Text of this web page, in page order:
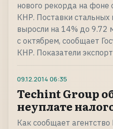
нового рекорда на фоне
КНР. Поставки стальных
выросли на 14% до 9.72
с октябрем, сообщает
КНР. Показатели
09.12.2014 06:35
Techint Group
неуплате
Как сообщает агентство